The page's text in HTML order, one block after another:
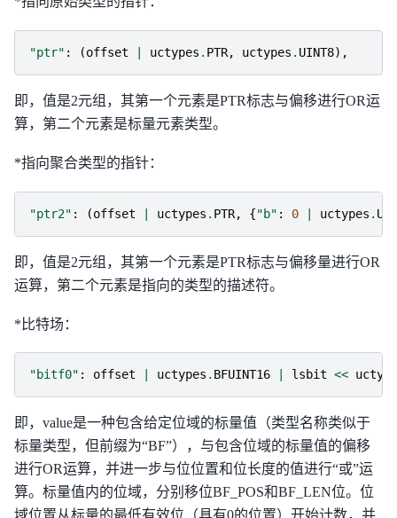
"ptr" : (offset uctypes . PTR, uctypes . UINT8),
即，值是2元组，其第一个元素是PTR标志与偏移进行OR运
算，第二个元素是标量元素类型。
*指向聚合类型的指针：
"ptr2" : (offset uctypes . PTR, {"b" : 0 uctypes .
即，值是2元组，其第一个元素是PTR标志与偏移量进行OR
运算，第二个元素是指向的类型的描述符。
*比特场：
"bitf0" : offset uctypes . BFUINT16 lsbit <<
即，value是一种包含给定位域的标量值（类型名称类似于
标量类型，但前缀为“BF”），与包含位域的标量值的偏移
进行OR运算，并进一步与位位置和位长度的值进行“或”运
算。标量值内的位域，分别移位BF_POS和BF_LEN位。位